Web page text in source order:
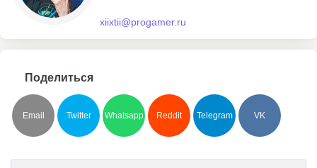
xiixtii@progamer.ru
Поделиться
Email Twitter Whatsapp Reddit Telegram VK